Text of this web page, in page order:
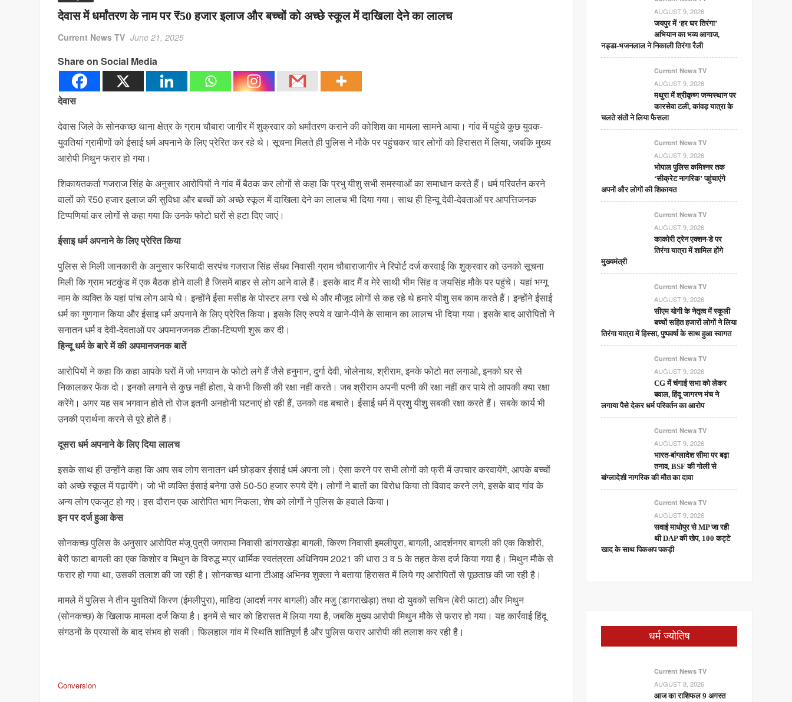
देवास में धर्मांतरण के नाम पर ₹50 हजार इलाज और बच्चों को अच्छे स्कूल में दाखिला देने का लालच
Current News TV June 21, 2025
Share on Social Media
देवास
देवास जिले के सोनकच्छ थाना क्षेत्र के ग्राम चौबारा जागीर में शुक्रवार को धर्मांतरण कराने की कोशिश का मामला सामने आया। गांव में पहुंचे कुछ युवक-
युवतियां ग्रामीणों को ईसाई धर्म अपनाने के लिए प्रेरित कर रहे थे। सूचना मिलते ही पुलिस ने मौके पर पहुंचकर चार लोगों को हिरासत में लिया, जबकि मुख्य
आरोपी मिथुन फरार हो गया।
शिकायतकर्ता गजराज सिंह के अनुसार आरोपियों ने गांव में बैठक कर लोगों से कहा कि प्रभु यीशु सभी समस्याओं का समाधान करते हैं। धर्म परिवर्तन करने
वालों को ₹50 हजार इलाज की सुविधा और बच्चों को अच्छे स्कूल में दाखिला देने का लालच भी दिया गया। साथ ही हिन्दू देवी-देवताओं पर आपत्तिजनक
टिप्पणियां कर लोगों से कहा गया कि उनके फोटो घरों से हटा दिए जाएं।
ईसाइ धर्म अपनाने के लिए प्रेरित किया
पुलिस से मिली जानकारी के अनुसार फरियादी सरपंच गजराज सिंह सेंधव निवासी ग्राम चौबाराजागीर ने रिपोर्ट दर्ज करवाई कि शुक्रवार को उनको सूचना
मिली कि ग्राम भटकुंड में एक बैठक होने वाली है जिसमें बाहर से लोग आने वाले हैं। इसके बाद मैं व मेरे साथी भीम सिंह व जयसिंह मौके पर पहुंचे। यहां भग्गू
नाम के व्यक्ति के यहां पांच लोग आये थे। इन्होंने ईसा मसीह के पोस्टर लगा रखे थे और मौजूद लोगों से कह रहे थे हमारे यीशु सब काम करते हैं। इन्होंने ईसाई
धर्म का गुणगान किया और ईसाइ धर्म अपनाने के लिए प्रेरित किया। इसके लिए रुपये व खाने-पीने के सामान का लालच भी दिया गया। इसके बाद आरोपितों ने
सनातन धर्म व देवी-देवताओं पर अपमानजनक टीका-टिप्पणी शुरू कर दी।
हिन्दू धर्म के बारे में की अपमानजनक बातें
आरोपियों ने कहा कि कहा आपके घरों में जो भगवान के फोटो लगे हैं जैसे हनुमान, दुर्गा देवी, भोलेनाथ, श्रीराम, इनके फोटो मत लगाओ, इनको घर से
निकालकर फेंक दो। इनको लगाने से कुछ नहीं होता, ये कभी किसी की रक्षा नहीं करते। जब श्रीराम अपनी पत्नी की रक्षा नहीं कर पाये तो आपकी क्या रक्षा
करेंगे। अगर यह सब भगवान होते तो रोज इतनी अनहोनी घटनाएं हो रही हैं, उनको वह बचाते। ईसाई धर्म में प्रशु यीशु सबकी रक्षा करते हैं। सबके कार्य भी
उनकी प्रार्थना करने से पूरे होते हैं।
दूसरा धर्म अपनाने के लिए दिया लालच
इसके साथ ही उन्होंने कहा कि आप सब लोग सनातन धर्म छोड़कर ईसाई धर्म अपना लो। ऐसा करने पर सभी लोगों को फ्री में उपचार करवायेंगे, आपके बच्चों
को अच्छे स्कूल में पढ़ायेंगे। जो भी व्यक्ति ईसाई बनेगा उसे 50-50 हजार रुपये देंगे। लोगों ने बातों का विरोध किया तो विवाद करने लगे, इसके बाद गांव के
अन्य लोग एकजुट हो गए। इस दौरान एक आरोपित भाग निकला, शेष को लोगों ने पुलिस के हवाले किया।
इन पर दर्ज हुआ केस
सोनकच्छ पुलिस के अनुसार आरोपित मंजू पुत्री जगरामा निवासी डांगराखेड़ा बागली, किरण निवासी इमलीपुरा, बागली, आदर्शनगर बागली की एक किशोरी,
बेरी फाटा बागली का एक किशोर व मिथुन के विरुद्ध मप्र धार्मिक स्वतंत्रता अधिनियम 2021 की धारा 3 व 5 के तहत केस दर्ज किया गया है। मिथुन मौके से
फरार हो गया था, उसकी तलाश की जा रही है। सोनकच्छ थाना टीआइ अभिनव शुक्ला ने बताया हिरासत में लिये गए आरोपितों से पूछताछ की जा रही है।
मामले में पुलिस ने तीन युवतियों किरण (ईमलीपुरा), माहिदा (आदर्श नगर बागली) और मजु (डागराखेड़ा) तथा दो युवकों सचिन (बेरी फाटा) और मिथुन
(सोनकच्छ) के खिलाफ मामला दर्ज किया है। इनमें से चार को हिरासत में लिया गया है, जबकि मुख्य आरोपी मिथुन मौके से फरार हो गया। यह कार्रवाई हिंदू
संगठनों के प्रयासों के बाद संभव हो सकी। फिलहाल गांव में स्थिति शांतिपूर्ण है और पुलिस फरार आरोपी की तलाश कर रही है।
Conversion
AUGUST 9, 2026
जयपुर में ‘हर घर तिरंगा’
अभियान का भव्य आगाज,
नड्डा-भजनलाल ने निकाली तिरंगा रैली
Current News TV
AUGUST 9, 2026
मथुरा में श्रीकृष्ण जन्मस्थान पर
कारसेवा टली, कांवड़ यात्रा के
चलते संतों ने लिया फैसला
Current News TV
AUGUST 9, 2026
भोपाल पुलिस कमिश्नर तक
‘सीक्रेट नागरिक’ पहुंचाएंगे
अपनों और लोगों की शिकायत
Current News TV
AUGUST 9, 2026
काकोरी ट्रेन एक्शन-डे पर
तिरंगा यात्रा में शामिल होंगे
मुख्यमंत्री
Current News TV
AUGUST 9, 2026
सीएम योगी के नेतृत्व में स्कूली
बच्चों सहित हजारों लोगों ने लिया
तिरंगा यात्रा में हिस्सा, पुष्पवर्षा के साथ हुआ स्वागत
Current News TV
AUGUST 9, 2026
CG में चंगाई सभा को लेकर
बवाल, हिंदू जागरण मंच ने
लगाया पैसे देकर धर्म परिवर्तन का आरोप
Current News TV
AUGUST 9, 2026
भारत-बांग्लादेश सीमा पर बढ़ा
तनाव, BSF की गोली से
बांग्लादेशी नागरिक की मौत का दावा
Current News TV
AUGUST 9, 2026
सवाई माधोपुर से MP जा रही
थी DAP की खेप, 100 कट्टे
खाद के साथ पिकअप पकड़ी
धर्म ज्योतिष
Current News TV
AUGUST 8, 2026
आज का राशिफल 9 अगस्त